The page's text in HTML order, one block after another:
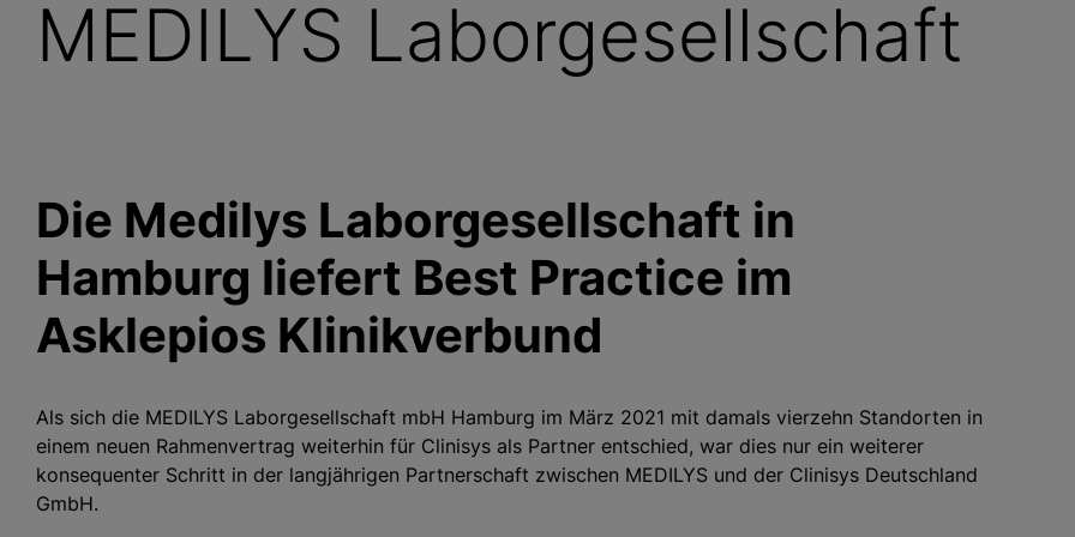
MEDILYS Laborgesellschaft
Die Medilys Laborgesellschaft in
Hamburg liefert Best Practice im
Asklepios Klinikverbund
Als sich die MEDILYS Laborgesellschaft mbH Hamburg im März 2021 mit damals vierzehn Standorten in
einem neuen Rahmenvertrag weiterhin für Clinisys als Partner entschied, war dies nur ein weiterer
konsequenter Schritt in der langjährigen Partnerschaft zwischen MEDILYS und der Clinisys Deutschland
GmbH.